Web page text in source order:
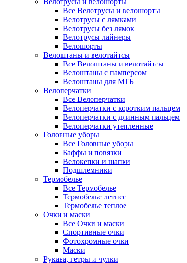
Велотрусы и велошорты
Все Велотрусы и велошорты
Велотрусы с лямками
Велотрусы без лямок
Велотрусы лайнеры
Велошорты
Велоштаны и велотайтсы
Все Велоштаны и велотайтсы
Велоштаны с памперсом
Велоштаны для МТБ
Велоперчатки
Все Велоперчатки
Велоперчатки с коротким пальцем
Велоперчатки с длинным пальцем
Велоперчатки утепленные
Головные уборы
Все Головные уборы
Баффы и повязки
Велокепки и шапки
Подшлемники
Термобелье
Все Термобелье
Термобелье летнее
Термобелье теплое
Очки и маски
Все Очки и маски
Спортивные очки
Фотохромные очки
Маски
Рукава, гетры и чулки